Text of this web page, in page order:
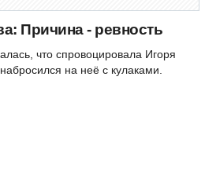
Причина - ревность
что спровоцировала Игоря
на неё с кулаками.